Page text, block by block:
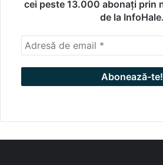
cei peste 13.000 abonați prin
de la InfoHale.